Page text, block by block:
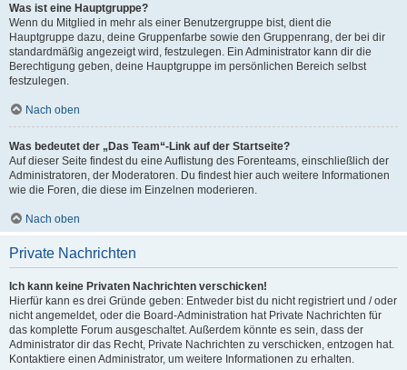
Was ist eine Hauptgruppe?
Wenn du Mitglied in mehr als einer Benutzergruppe bist, dient die
Hauptgruppe dazu, deine Gruppenfarbe sowie den Gruppenrang, der bei dir
standardmäßig angezeigt wird, festzulegen. Ein Administrator kann dir die
Berechtigung geben, deine Hauptgruppe im persönlichen Bereich selbst
festzulegen.
Nach oben
Was bedeutet der „Das Team“-Link auf der Startseite?
Auf dieser Seite findest du eine Auflistung des Forenteams, einschließlich der
Administratoren, der Moderatoren. Du findest hier auch weitere Informationen
wie die Foren, die diese im Einzelnen moderieren.
Nach oben
Private Nachrichten
Ich kann keine Privaten Nachrichten verschicken!
Hierfür kann es drei Gründe geben: Entweder bist du nicht registriert und / oder
nicht angemeldet, oder die Board-Administration hat Private Nachrichten für
das komplette Forum ausgeschaltet. Außerdem könnte es sein, dass der
Administrator dir das Recht, Private Nachrichten zu verschicken, entzogen hat.
Kontaktiere einen Administrator, um weitere Informationen zu erhalten.